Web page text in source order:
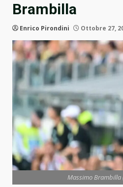
Brambilla
Enrico Pirondini Ottobre 27,
Massimo Brambilla